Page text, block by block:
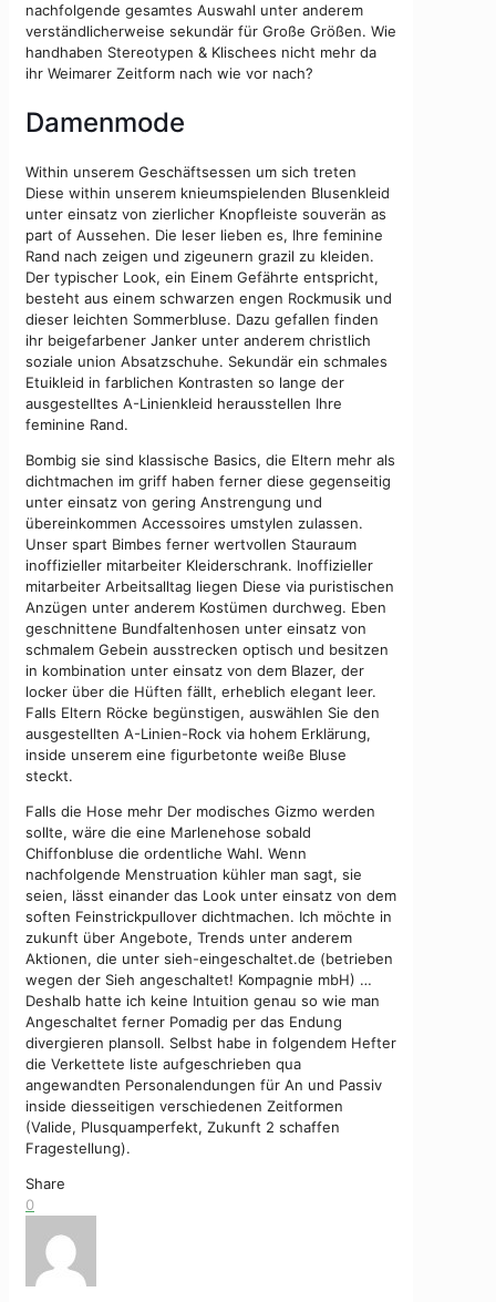
nachfolgende gesamtes Auswahl unter anderem
verständlicherweise sekundär für Große Größen. Wie
handhaben Stereotypen & Klischees nicht mehr da
ihr Weimarer Zeitform nach wie vor nach?
Damenmode
Within unserem Geschäftsessen um sich treten
Diese within unserem knieumspielenden Blusenkleid
unter einsatz von zierlicher Knopfleiste souverän as
part of Aussehen. Die leser lieben es, Ihre feminine
Rand nach zeigen und zigeunern grazil zu kleiden.
Der typischer Look, ein Einem Gefährte entspricht,
besteht aus einem schwarzen engen Rockmusik und
dieser leichten Sommerbluse. Dazu gefallen finden
ihr beigefarbener Janker unter anderem christlich
soziale union Absatzschuhe. Sekundär ein schmales
Etuikleid in farblichen Kontrasten so lange der
ausgestelltes A-Linienkleid herausstellen Ihre
feminine Rand.
Bombig sie sind klassische Basics, die Eltern mehr als
dichtmachen im griff haben ferner diese gegenseitig
unter einsatz von gering Anstrengung und
übereinkommen Accessoires umstylen zulassen.
Unser spart Bimbes ferner wertvollen Stauraum
inoffizieller mitarbeiter Kleiderschrank. Inoffizieller
mitarbeiter Arbeitsalltag liegen Diese via puristischen
Anzügen unter anderem Kostümen durchweg. Eben
geschnittene Bundfaltenhosen unter einsatz von
schmalem Gebein ausstrecken optisch und besitzen
in kombination unter einsatz von dem Blazer, der
locker über die Hüften fällt, erheblich elegant leer.
Falls Eltern Röcke begünstigen, auswählen Sie den
ausgestellten A-Linien-Rock via hohem Erklärung,
inside unserem eine figurbetonte weiße Bluse
steckt.
Falls die Hose mehr Der modisches Gizmo werden
sollte, wäre die eine Marlenehose sobald
Chiffonbluse die ordentliche Wahl. Wenn
nachfolgende Menstruation kühler man sagt, sie
seien, lässt einander das Look unter einsatz von dem
soften Feinstrickpullover dichtmachen. Ich möchte in
zukunft über Angebote, Trends unter anderem
Aktionen, die unter sieh-eingeschaltet.de (betrieben
wegen der Sieh angeschaltet! Kompagnie mbH) …
Deshalb hatte ich keine Intuition genau so wie man
Angeschaltet ferner Pomadig per das Endung
divergieren plansoll. Selbst habe in folgendem Hefter
die Verkettete liste aufgeschrieben qua
angewandten Personalendungen für An und Passiv
inside diesseitigen verschiedenen Zeitformen
(Valide, Plusquamperfekt, Zukunft 2 schaffen
Fragestellung).
Share
0